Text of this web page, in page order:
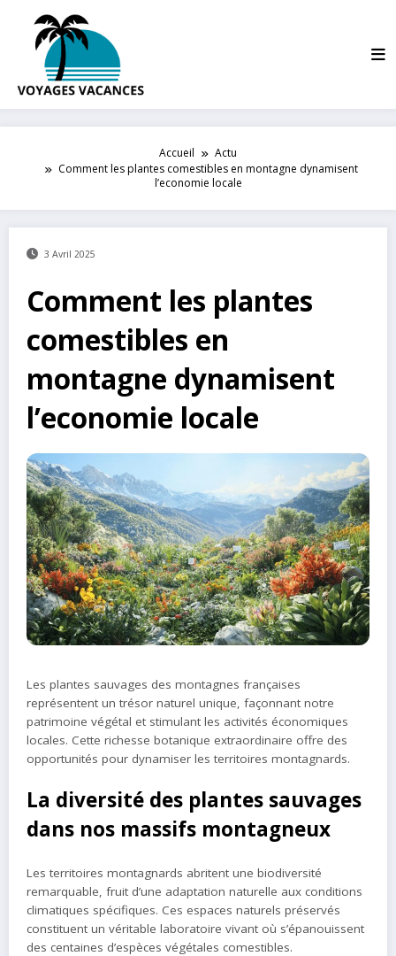
contenu
Accueil
Actu
Comment les plantes comestibles en montagne dynamisent
l’economie locale
3 Avril 2025
Comment les plantes
comestibles en
montagne dynamisent
l’economie locale
Les plantes sauvages des montagnes françaises
représentent un trésor naturel unique, façonnant notre
patrimoine végétal et stimulant les activités économiques
locales. Cette richesse botanique extraordinaire offre des
opportunités pour dynamiser les territoires montagnards.
La diversité des plantes sauvages
dans nos massifs montagneux
Les territoires montagnards abritent une biodiversité
remarquable, fruit d’une adaptation naturelle aux conditions
climatiques spécifiques. Ces espaces naturels préservés
constituent un véritable laboratoire vivant où s’épanouissent
des centaines d’espèces végétales comestibles.